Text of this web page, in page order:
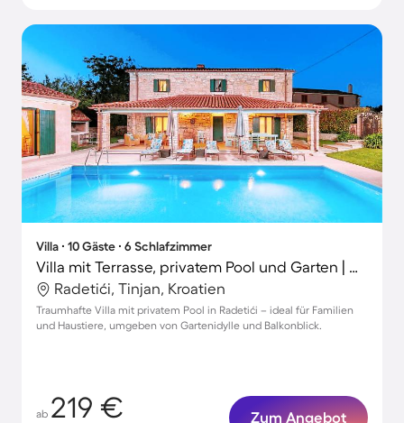
Villa ∙ 10 Gäste ∙ 6 Schlafzimmer
Villa mit Terrasse, privatem Pool und Garten | Gartenblick
Radetići, Tinjan, Kroatien
Traumhafte Villa mit privatem Pool in Radetići – ideal für Familien
und Haustiere, umgeben von Gartenidylle und Balkonblick.
ab 219 € Zum Angebot